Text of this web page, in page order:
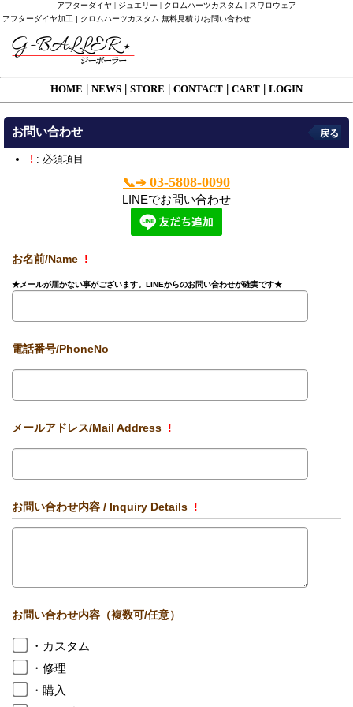
アフターダイヤ | ジュエリー | クロムハーツカスタム | スワロウェア
アフターダイヤ加工 | クロムハーツカスタム 無料見積り/お問い合わせ
HOME NEWS STORE CONTACT CART LOGIN
お問い合わせ 戻る
! : 必須項目
📞➔03-5808-0090
LINEでお問い合わせ
お名前/Name !
★メールが届かない事がございます。LINEからのお問い合わせが確実です★
電話番号/PhoneNo
メールアドレス/Mail Address !
お問い合わせ内容 / Inquiry Details !
お問い合わせ内容（複数可/任意）
・カスタム
・修理
・購入